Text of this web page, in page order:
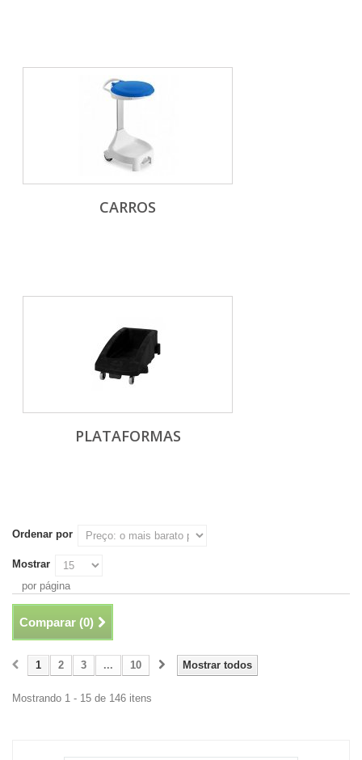
CARROS
PLATAFORMAS
Ordenar por
Mostrar
por página
Comparar (0)
Mostrar todos
1 2 3 ... 10
Mostrando 1 - 15 de 146 itens